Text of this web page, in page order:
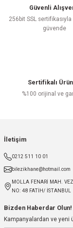
Güvenli
256bit SSL
güvende
Sertifikalı
%100 orijinal ve
İletişim
0212 511 10 01
bilezikhane@hotmail.com
MOLLA FENARİ MAH.
NO: 48 FATİH/ İSTANBUL
Bizden Haberdar Olun!
Kampanyalardan ve yeni